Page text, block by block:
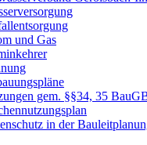
und Gas
gem. §§34, 35
in der